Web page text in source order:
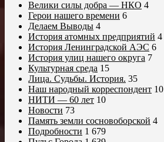
Велики силы добра — НКО 4
Герои нашего времени 6
Делаем Выводы 4
История атомных предприятий 4
История Ленинградской АЭС 6
История улиц нашего округа 7
Культурная среда 15
Лица. Судьбы. История. 35
Наш народный корреспондент 10
НИТИ — 60 лет 10
Новости 73
Память земли сосновоборской 4
Подробности 1 679